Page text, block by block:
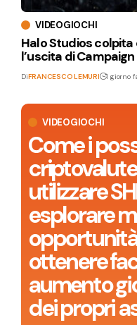
VIDEOGIOCHI
Come i
utilizzare
esplorare
ottenere
aumento
dei propri
VIDEOGIOCHI
Halo Studios
l’uscita di
DiFRANCESCO LEMURI 1 giorno